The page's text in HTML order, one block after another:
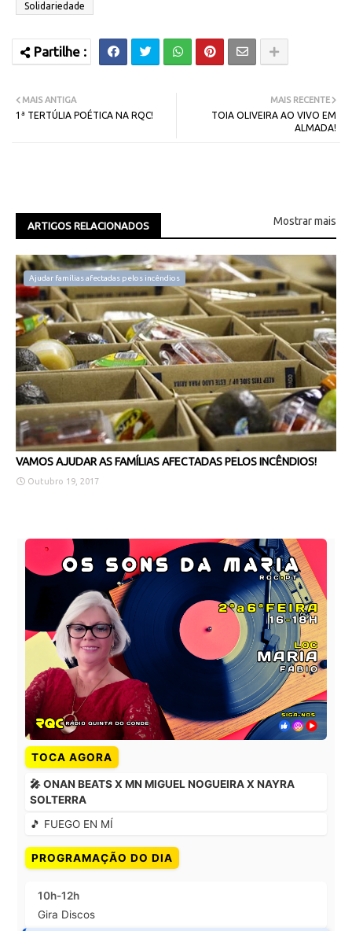
Solidariedade
MAIS RECENTE
TOIA OLIVEIRA AO VIVO EM
ALMADA!
MAIS ANTIGA
1ª TERTÚLIA POÉTICA NA RQC!
ARTIGOS RELACIONADOS Mostrar mais
Ajudar famílias afectadas pelos incêndios
VAMOS AJUDAR AS FAMÍLIAS AFECTADAS PELOS INCÊNDIOS!
Outubro 19, 2017
TOCA AGORA
🎤 ONAN BEATS X MN MIGUEL NOGUEIRA X NAYRA
SOLTERRA
🎵 FUEGO EN MÍ
PROGRAMAÇÃO DO DIA
10h-12h
Gira Discos